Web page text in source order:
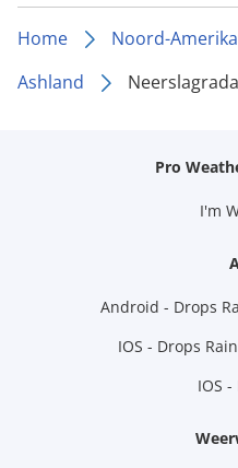
Home Noord-Amerika
Ashland
Pro
I'm
Android - Drops
IOS - Drops
IOS